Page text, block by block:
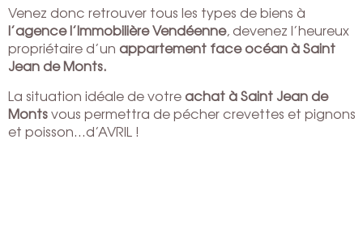
Venez donc retrouver tous les types de biens à
l’agence l’Immobilière Vendéenne, devenez l’heureux
propriétaire d’un appartement face océan à Saint
Jean de Monts.
La situation idéale de votreachat à Saint Jean de
Montsvous permettra de pécher crevettes et pignons
et poisson…d’AVRIL !